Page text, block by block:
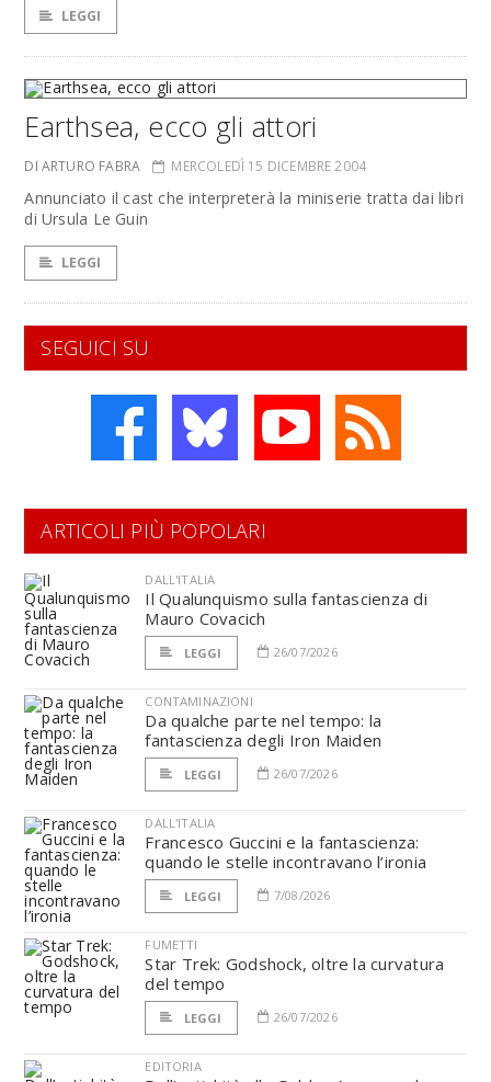
LEGGI
Earthsea, ecco gli attori
DI ARTURO FABRA MERCOLEDÌ 15 DICEMBRE 2004
Annunciato il cast che interpreterà la miniserie tratta dai libri
di Ursula Le Guin
LEGGI
SEGUICI SU
ARTICOLI PIÙ POPOLARI
DALL'ITALIA
Il Qualunquismo sulla fantascienza di
Mauro Covacich
LEGGI 26/07/2026
CONTAMINAZIONI
Da qualche parte nel tempo: la
fantascienza degli Iron Maiden
LEGGI 26/07/2026
DALL'ITALIA
Francesco Guccini e la fantascienza:
quando le stelle incontravano l’ironia
LEGGI 7/08/2026
FUMETTI
Star Trek: Godshock, oltre la curvatura
del tempo
LEGGI 26/07/2026
EDITORIA